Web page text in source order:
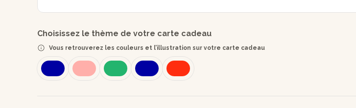
Choisissez le thème de votre carte cadeau
Vous retrouverez les couleurs et l’illustration sur votre carte cadeau